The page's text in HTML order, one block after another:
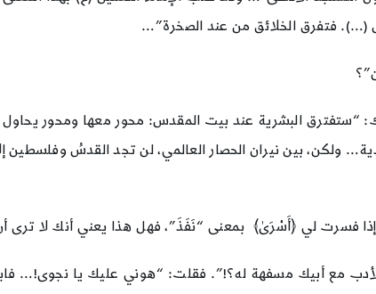
(…). فتفرق الخلائق من عند الصخرة”…
“ستفترق البشرية عند بيت المقدس: محور معها ومحور
ولكن، بين نيران الحصار العالمي، لن تجد القدسُ وفلسطين
فسرت لي ﴿أَسْرَىٰ﴾ بمعنى “نَفَذَ”، فهل هذا يعني أنك لا ترى
مع أبيك مسفهة له؟!”. فقلت: “هوني عليك يا نجوى!…